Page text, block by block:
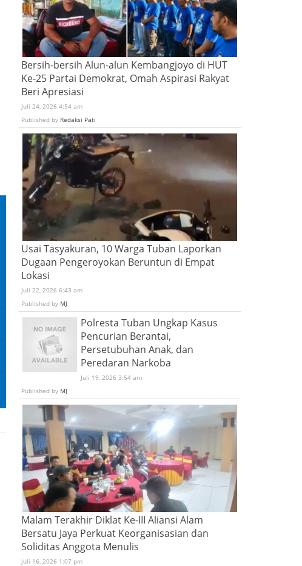
Bersih-bersih Alun-alun Kembangjoyo di HUT
Ke-25 Partai Demokrat, Omah Aspirasi Rakyat
Beri Apresiasi
Juli 24, 2026 4:54 am
Published by Redaksi Pati
Usai Tasyakuran, 10 Warga Tuban Laporkan
Dugaan Pengeroyokan Beruntun di Empat
Lokasi
Juli 22, 2026 6:43 am
Published by MJ
Polresta Tuban Ungkap Kasus
Pencurian Berantai,
Persetubuhan Anak, dan
Peredaran Narkoba
Juli 19, 2026 3:54 am
Published by MJ
Malam Terakhir Diklat Ke-III Aliansi Alam
Bersatu Jaya Perkuat Keorganisasian dan
Soliditas Anggota Menulis
Juli 16, 2026 1:07 pm